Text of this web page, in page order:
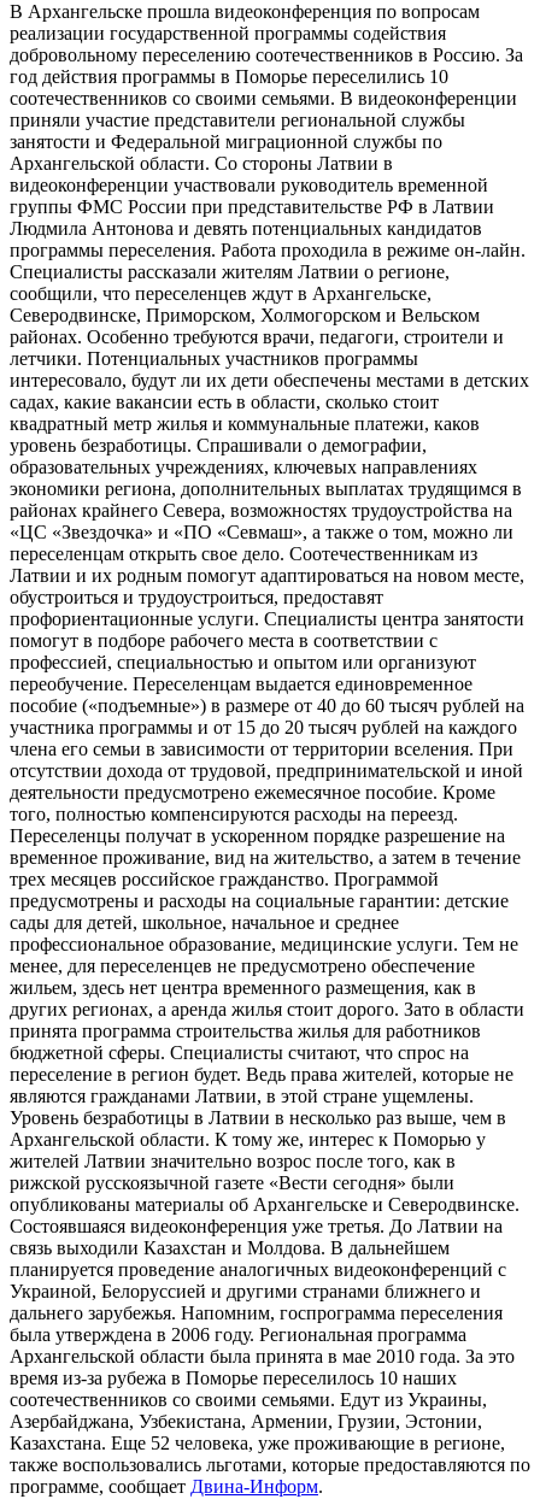
В Архангельске прошла видеоконференция по вопросам
реализации государственной программы содействия
добровольному переселению соотечественников в Россию. За
год действия программы в Поморье переселились 10
соотечественников со своими семьями. В видеоконференции
приняли участие представители региональной службы
занятости и Федеральной миграционной службы по
Архангельской области. Со стороны Латвии в
видеоконференции участвовали руководитель временной
группы ФМС России при представительстве РФ в Латвии
Людмила Антонова и девять потенциальных кандидатов
программы переселения. Работа проходила в режиме он-лайн.
Специалисты рассказали жителям Латвии о регионе,
сообщили, что переселенцев ждут в Архангельске,
Северодвинске, Приморском, Холмогорском и Вельском
районах. Особенно требуются врачи, педагоги, строители и
летчики. Потенциальных участников программы
интересовало, будут ли их дети обеспечены местами в детских
садах, какие вакансии есть в области, сколько стоит
квадратный метр жилья и коммунальные платежи, каков
уровень безработицы. Спрашивали о демографии,
образовательных учреждениях, ключевых направлениях
экономики региона, дополнительных выплатах трудящимся в
районах крайнего Севера, возможностях трудоустройства на
«ЦС «Звездочка» и «ПО «Севмаш», а также о том, можно ли
переселенцам открыть свое дело. Соотечественникам из
Латвии и их родным помогут адаптироваться на новом месте,
обустроиться и трудоустроиться, предоставят
профориентационные услуги. Специалисты центра занятости
помогут в подборе рабочего места в соответствии с
профессией, специальностью и опытом или организуют
переобучение. Переселенцам выдается единовременное
пособие («подъемные») в размере от 40 до 60 тысяч рублей на
участника программы и от 15 до 20 тысяч рублей на каждого
члена его семьи в зависимости от территории вселения. При
отсутствии дохода от трудовой, предпринимательской и иной
деятельности предусмотрено ежемесячное пособие. Кроме
того, полностью компенсируются расходы на переезд.
Переселенцы получат в ускоренном порядке разрешение на
временное проживание, вид на жительство, а затем в течение
трех месяцев российское гражданство. Программой
предусмотрены и расходы на социальные гарантии: детские
сады для детей, школьное, начальное и среднее
профессиональное образование, медицинские услуги. Тем не
менее, для переселенцев не предусмотрено обеспечение
жильем, здесь нет центра временного размещения, как в
других регионах, а аренда жилья стоит дорого. Зато в области
принята программа строительства жилья для работников
бюджетной сферы. Специалисты считают, что спрос на
переселение в регион будет. Ведь права жителей, которые не
являются гражданами Латвии, в этой стране ущемлены.
Уровень безработицы в Латвии в несколько раз выше, чем в
Архангельской области. К тому же, интерес к Поморью у
жителей Латвии значительно возрос после того, как в
рижской русскоязычной газете «Вести сегодня» были
опубликованы материалы об Архангельске и Северодвинске.
Состоявшаяся видеоконференция уже третья. До Латвии на
связь выходили Казахстан и Молдова. В дальнейшем
планируется проведение аналогичных видеоконференций с
Украиной, Белоруссией и другими странами ближнего и
дальнего зарубежья. Напомним, госпрограмма переселения
была утверждена в 2006 году. Региональная программа
Архангельской области была принята в мае 2010 года. За это
время из-за рубежа в Поморье переселилось 10 наших
соотечественников со своими семьями. Едут из Украины,
Азербайджана, Узбекистана, Армении, Грузии, Эстонии,
Казахстана. Еще 52 человека, уже проживающие в регионе,
также воспользовались льготами, которые предоставляются по
программе, сообщает Двина-Информ.